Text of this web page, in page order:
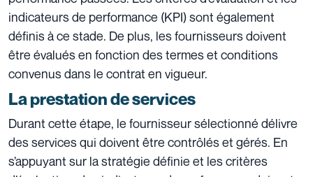
indicateurs de performance (KPI) sont également
définis à ce stade. De plus, les fournisseurs doivent
être évalués en fonction des termes et conditions
convenus dans le contrat en vigueur.
La prestation de services
Durant cette étape, le fournisseur sélectionné délivre
des services qui doivent être contrôlés et gérés. En
s’appuyant sur la stratégie définie et les critères